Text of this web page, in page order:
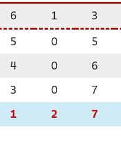
6 1 3
5 0 5
4 0 6
3 0 7
1 2 7